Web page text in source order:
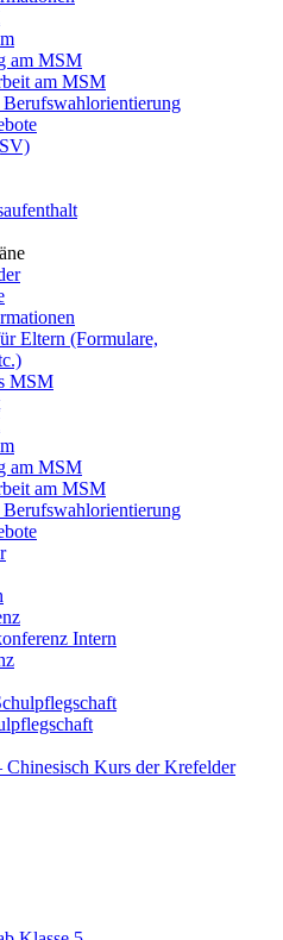
am MSM
am MSM
Berufswahlorientierung
Eltern (Formulare,
MSM
am MSM
am MSM
Berufswahlorientierung
Intern
Chinesisch Kurs der Krefelder